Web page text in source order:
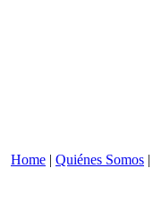
Home | Quiénes Somos |